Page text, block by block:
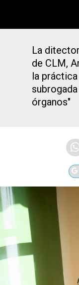
La
de CLM,
la
órganos"